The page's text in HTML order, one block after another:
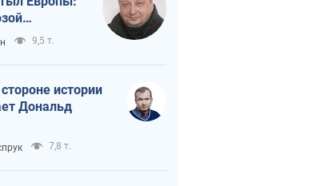
9,5 т.
истории
Дональд
7,8 т.